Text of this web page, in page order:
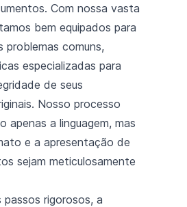
Com nossa vasta
bem equipados para
problemas comuns,
especializadas para
de seus
Nosso processo
apenas a linguagem, mas
e a apresentação de
sejam meticulosamente
rigorosos, a